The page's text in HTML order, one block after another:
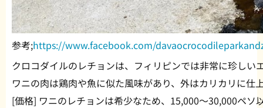
参考;https://www.facebook.com/
クロコダイルのレチョンは、フィリピンでは非常に珍しい
ワニの肉は鶏肉や魚に似た風味があり、外はカリカリに仕
[価格] ワニのレチョンは希少なため、15,000〜30,000ペソ